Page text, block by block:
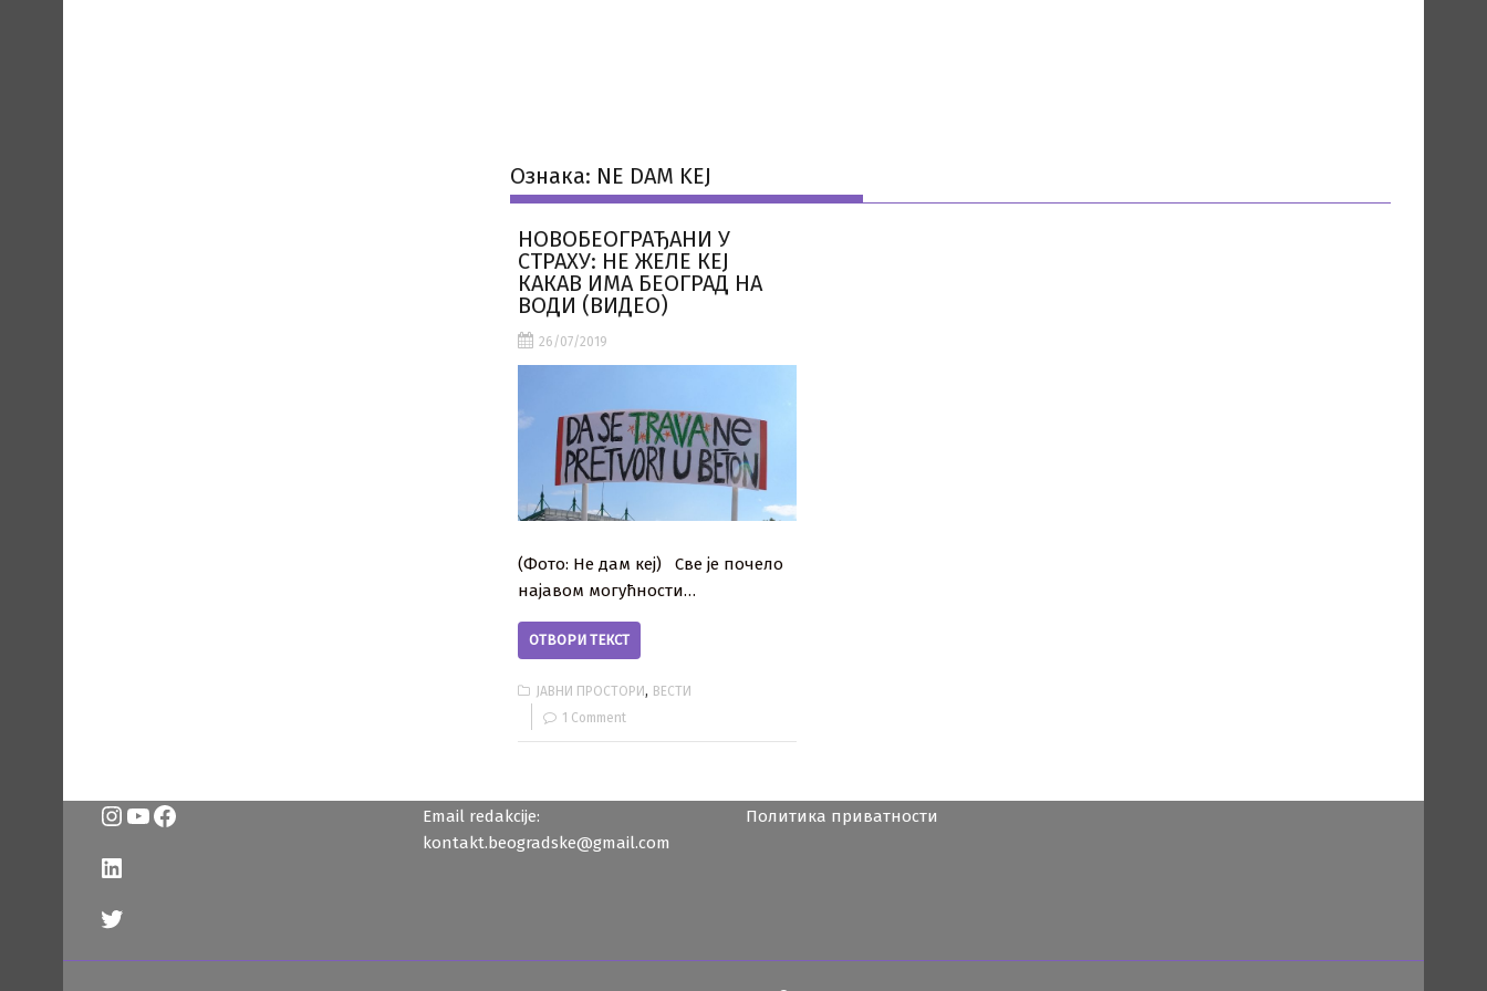
Ознака: NE DAM KEJ
НОВОБЕОГРАЂАНИ У
СТРАХУ: НЕ ЖЕЛЕ КЕЈ
КАКАВ ИМА БЕОГРАД НА
ВОДИ (ВИДЕО)
26/07/2019
(Фото: Не дам кеј) Све је почело
најавом могућности…
ОТВОРИ ТЕКСТ
ЈАВНИ ПРОСТОРИ, ВЕСТИ
1 Comment
Instagram
YouTube
Facebook
LinkedIn
Twitter
Email redakcije:
kontakt.beogradske@gmail.com
Политика приватности